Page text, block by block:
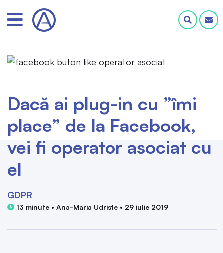
Dacă ai plug-in cu ”îmi
place” de la Facebook,
vei fi operator asociat cu
el
GDPR
13 minute • Ana-Maria Udriste • 29 iulie 2019